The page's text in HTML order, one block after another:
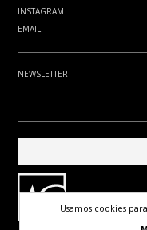
INSTAGRAM
EMAIL
NEWSLETTER
Usamos cookies